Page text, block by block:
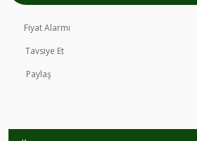
Fiyat Alarmı
Tavsiye Et
Paylaş